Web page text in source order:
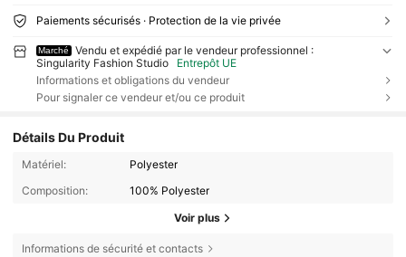
Paiements sécurisés · Protection de la vie privée
Marché
Vendu et expédié par le vendeur professionnel :
Singularity Fashion Studio
Entrepôt UE
Informations et obligations du vendeur
Pour signaler ce vendeur et/ou ce produit
Détails Du Produit
Matériel:
Polyester
Composition:
100% Polyester
Voir plus
Informations de sécurité et contacts